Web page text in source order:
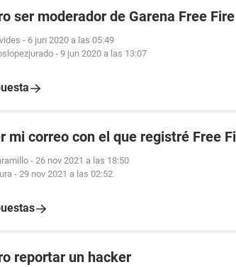
ser moderador de Garena Free Fire
- 6 jun 2020 a las 05:49
- 9 jun 2020 a las 13:07
mi correo con el que registré Free
- 26 nov 2021 a las 18:50
- 29 nov 2021 a las 02:52
reportar un hacker